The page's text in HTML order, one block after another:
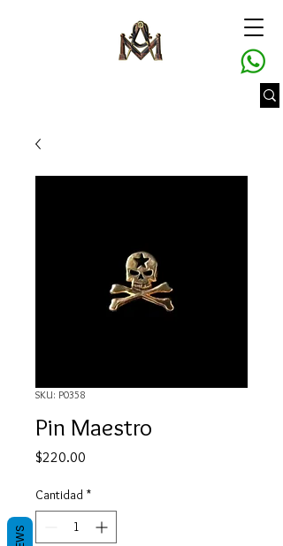
SKU: P0358
Pin Maestro
$220.00
Cantidad *